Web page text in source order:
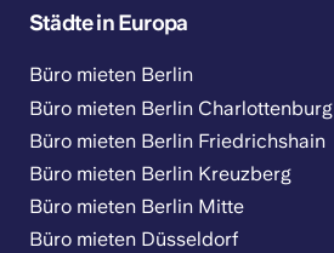
Städte in Europa
Büro mieten Berlin
Büro mieten Berlin Charlottenburg
Büro mieten Berlin Friedrichshain
Büro mieten Berlin Kreuzberg
Büro mieten Berlin Mitte
Büro mieten Düsseldorf